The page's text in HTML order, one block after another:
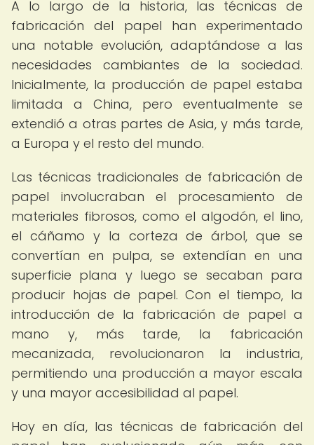
A lo largo de la historia, las técnicas de
fabricación del papel han experimentado
una notable evolución, adaptándose a las
necesidades cambiantes de la sociedad.
Inicialmente, la producción de papel estaba
limitada a China, pero eventualmente se
extendió a otras partes de Asia, y más tarde,
a Europa y el resto del mundo.
Las técnicas tradicionales de fabricación de
papel involucraban el procesamiento de
materiales fibrosos, como el algodón, el lino,
el cáñamo y la corteza de árbol, que se
convertían en pulpa, se extendían en una
superficie plana y luego se secaban para
producir hojas de papel. Con el tiempo, la
introducción de la fabricación de papel a
mano y, más tarde, la fabricación
mecanizada, revolucionaron la industria,
permitiendo una producción a mayor escala
y una mayor accesibilidad al papel.
Hoy en día, las técnicas de fabricación del